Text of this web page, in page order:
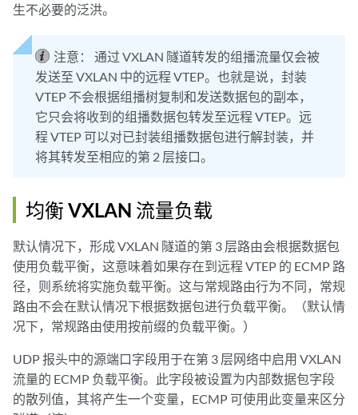
生不必要的泛洪。
注意：
通过 VXLAN 隧道转发的组播流量仅会被
发送至 VXLAN 中的远程 VTEP。也就是说，封装
VTEP 不会根据组播树复制和发送数据包的副本，
它只会将收到的组播数据包转发至远程 VTEP。远
程 VTEP 可以对已封装组播数据包进行解封装，并
将其转发至相应的第 2 层接口。
均衡 VXLAN 流量负载
默认情况下，形成 VXLAN 隧道的第 3 层路由会根据数据包
使用负载平衡，这意味着如果存在到远程 VTEP 的 ECMP 路
径，则系统将实施负载平衡。这与常规路由行为不同，常规
路由不会在默认情况下根据数据包进行负载平衡。（默认情
况下，常规路由使用按前缀的负载平衡。）
UDP 报头中的源端口字段用于在第 3 层网络中启用 VXLAN
流量的 ECMP 负载平衡。此字段被设置为内部数据包字段
的散列值，其将产生一个变量，ECMP 可使用此变量来区分